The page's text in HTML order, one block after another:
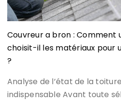
Couvreur a bron : Comment
choisit-il les matériaux pour
?
Analyse de l’état de la
indispensable Avant toute